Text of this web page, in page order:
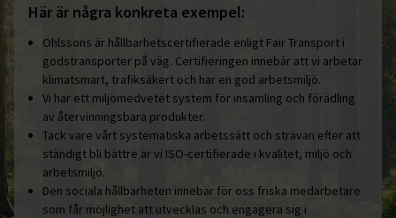
Här är några konkreta exempel:
Ohlssons är hållbarhetscertifierade enligt Fair Transport i
godstransporter på väg. Certifieringen innebär att vi arbetar
klimatsmart, trafiksäkert och har en god arbetsmiljö.
Vi har ett miljömedvetet system för insamling och förädling
av återvinningsbara produkter.
Tack vare vårt systematiska arbetssätt och strävan efter att
ständigt bli bättre är vi ISO-certifierade i kvalitet, miljö och
arbetsmiljö.
Den sociala hållbarheten innebär för oss friska medarbetare
som får möjlighet att utvecklas och engagera sig i